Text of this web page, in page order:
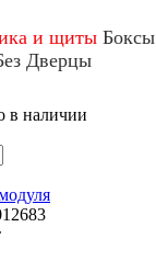
и щиты
Дверцы
в наличии